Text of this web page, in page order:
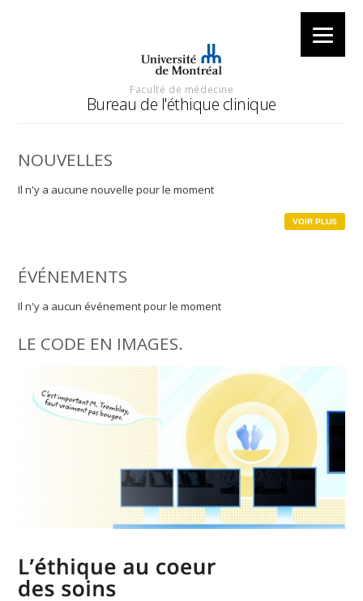
Faculté de médecine
Bureau de l'éthique clinique
NOUVELLES
Il n'y a aucune nouvelle pour le moment
VOIR PLUS
ÉVÉNEMENTS
Il n'y a aucun événement pour le moment
LE CODE EN IMAGES.